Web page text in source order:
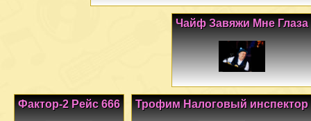
Чайф Завяжи Мне Глаза
Трофим Налоговый инспектор
Фактор-2 Рейс 666